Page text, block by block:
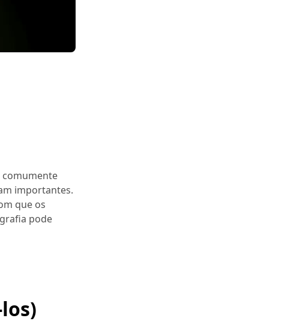
comumente
importantes.
que os
pode